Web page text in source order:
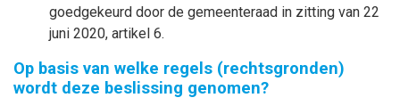
goedgekeurd door de gemeenteraad in zitting van 22
juni 2020, artikel 6.
Op basis van welke regels (rechtsgronden)
wordt deze beslissing genomen?